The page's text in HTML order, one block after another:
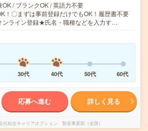
OK / ブランクOK / 英語力不要
！〇まずは事前登録だけでもOK！履歴書不要
ンライン登録★氏名・職種などを入力す…
30代 40代 50代 60代
応募へ進む 詳しく見る
社綜合キャリアオプション 製造事業部（全国）